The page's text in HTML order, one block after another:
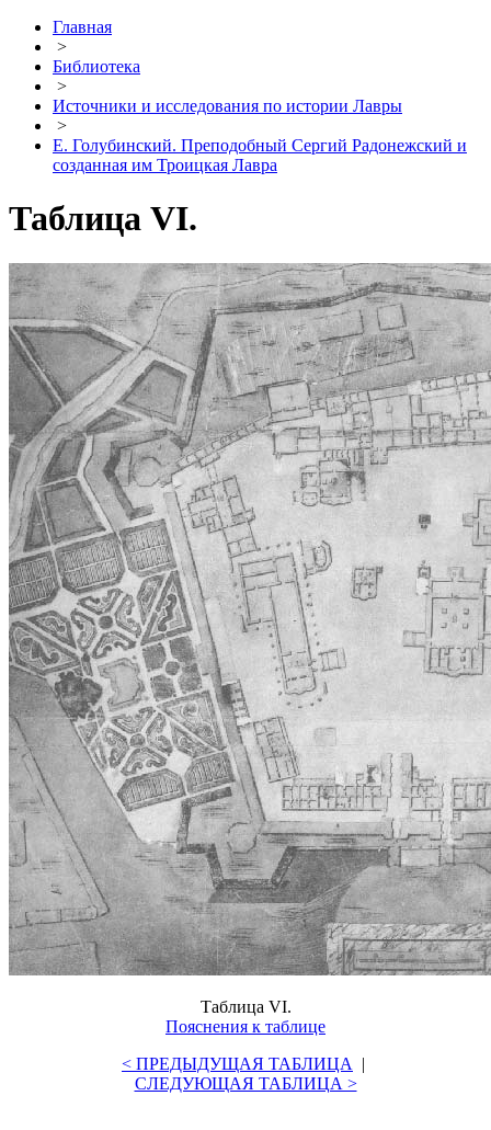
Главная
>
Библиотека
>
Источники и исследования по истории Лавры
>
Е. Голубинский. Преподобный Сергий Радонежский и
созданная им Троицкая Лавра
Таблица VI.
Таблица VI.
Пояснения к таблице
< ПРЕДЫДУЩАЯ ТАБЛИЦА
|
СЛЕДУЮЩАЯ ТАБЛИЦА >